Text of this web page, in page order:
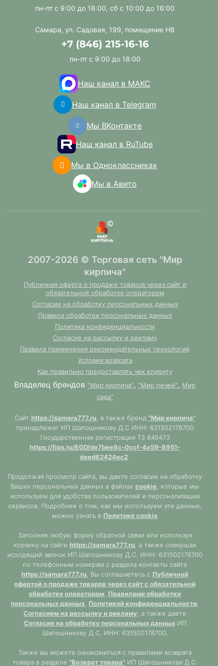
пн-пт с 9:00 до 18:00, сб с 10:00 до 16:00
Самара, ул. Садовая, 199, помещение Н8
+7 (846) 215-16-16
пн-пт с 9:00 до 18:00
Наш канал в МАКС
Наш канал в Telegram
Мы ВКонтакте
Наш канал в RuTube
Мы в Одноклассниках
Мы в Авито
2007-2026 © Торговая сеть "Мир
кирпича"
Публичная оферта о продаже товаров через сайт и
обязательной обработке оператором
Согласие на обработку персональных данных
Правила обработки персональных данных
Политика конфиденциальности
Согласие на рассылку и рекламу
Правила применения рекомендательных технологий
Условия возврата
Как правильно предоставлять чек клиенту
Владелец брендов "Мир кирпича", "Мир печей", Мир
сада"
Сайт https://samara777.ru, а также бренд "Мир кирпича"
принадлежит ИП Шапошникову Д.С ИНН: 631502178700
Государственная регистрация ТЗ 846473
https://fips.ru/EGD/de7bee8c-0ccf-4a59-8951-
deed62424ec2.
Продолжая просмотр сайта, вы даете согласие на обработку
Ваших персональных данных в файлах cookie, которые мы
используем для удобства пользователей и персонализации
сервисов. Подробнее о том, как мы используем эти данные,
можно узнать в Политике cookie
Заполняя любую форму обратной связи или используя
корзину на сайте https://samara777.ru, а также совершая
исходящий звонок ИП Шапошникову Д.С. ИНН: 631502178700
по телефонным номерам с раздела контакты сайта
https://samara777.ru, Вы соглашаетесь с Публичной
офертой о продаже товаров через сайт с обязательной
обработке оператором, Правилами обработки
персональных данных, Политикой конфиденциальности,
Согласием на рассылку и рекламу, а также даете
Согласие на обработку персональных данныхИП
Шапошникову Д.С. ИНН: 631502178700.
Также вы можете ознакомиться с правилами возврата
товара в разделе "Возврат товара"ИП Шапошникова Д.С.